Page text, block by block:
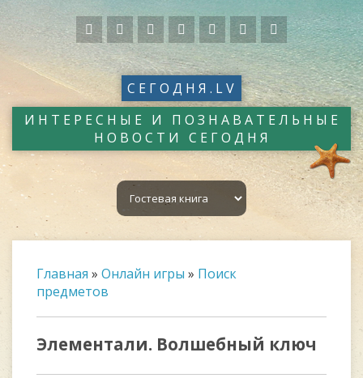
СЕГОДНЯ.LV
ИНТЕРЕСНЫЕ И ПОЗНАВАТЕЛЬНЫЕ
НОВОСТИ СЕГОДНЯ
Главная » Онлайн игры » Поиск
предметов
Элементали. Волшебный ключ